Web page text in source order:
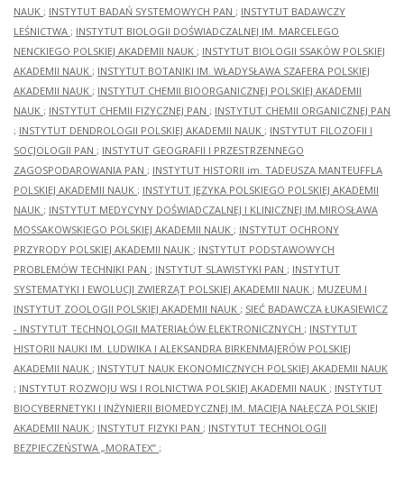
NAUK ; INSTYTUT BADAŃ SYSTEMOWYCH PAN ; INSTYTUT BADAWCZY
LEŚNICTWA ; INSTYTUT BIOLOGII DOŚWIADCZALNEJ IM. MARCELEGO
NENCKIEGO POLSKIEJ AKADEMII NAUK ; INSTYTUT BIOLOGII SSAKÓW POLSKIEJ
AKADEMII NAUK ; INSTYTUT BOTANIKI IM. WŁADYSŁAWA SZAFERA POLSKIEJ
AKADEMII NAUK ; INSTYTUT CHEMII BIOORGANICZNEJ POLSKIEJ AKADEMII
NAUK ; INSTYTUT CHEMII FIZYCZNEJ PAN ; INSTYTUT CHEMII ORGANICZNEJ PAN
; INSTYTUT DENDROLOGII POLSKIEJ AKADEMII NAUK ; INSTYTUT FILOZOFII I
SOCJOLOGII PAN ; INSTYTUT GEOGRAFII I PRZESTRZENNEGO
ZAGOSPODAROWANIA PAN ; INSTYTUT HISTORII im. TADEUSZA MANTEUFFLA
POLSKIEJ AKADEMII NAUK ; INSTYTUT JĘZYKA POLSKIEGO POLSKIEJ AKADEMII
NAUK ; INSTYTUT MEDYCYNY DOŚWIADCZALNEJ I KLINICZNEJ IM.MIROSŁAWA
MOSSAKOWSKIEGO POLSKIEJ AKADEMII NAUK ; INSTYTUT OCHRONY
PRZYRODY POLSKIEJ AKADEMII NAUK ; INSTYTUT PODSTAWOWYCH
PROBLEMÓW TECHNIKI PAN ; INSTYTUT SLAWISTYKI PAN ; INSTYTUT
SYSTEMATYKI I EWOLUCJI ZWIERZĄT POLSKIEJ AKADEMII NAUK ; MUZEUM I
INSTYTUT ZOOLOGII POLSKIEJ AKADEMII NAUK ; SIEĆ BADAWCZA ŁUKASIEWICZ
- INSTYTUT TECHNOLOGII MATERIAŁÓW ELEKTRONICZNYCH ; INSTYTUT
HISTORII NAUKI IM. LUDWIKA I ALEKSANDRA BIRKENMAJERÓW POLSKIEJ
AKADEMII NAUK ; INSTYTUT NAUK EKONOMICZNYCH POLSKIEJ AKADEMII NAUK
; INSTYTUT ROZWOJU WSI I ROLNICTWA POLSKIEJ AKADEMII NAUK ; INSTYTUT
BIOCYBERNETYKI I INŻYNIERII BIOMEDYCZNEJ IM. MACIEJA NAŁĘCZA POLSKIEJ
AKADEMII NAUK ; INSTYTUT FIZYKI PAN ; INSTYTUT TECHNOLOGII
BEZPIECZEŃSTWA „MORATEX” ;